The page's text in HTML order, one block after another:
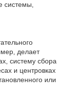
системы,
делает
систему сбора
и центровках
или